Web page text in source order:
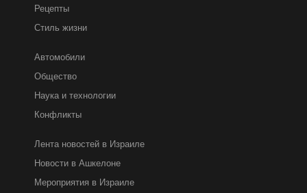
Рецепты
Стиль жизни
Автомобили
Общество
Наука и технологии
Конфликты
Лента новостей в Израиле
Новости в Ашкелоне
Мероприятия в Израиле